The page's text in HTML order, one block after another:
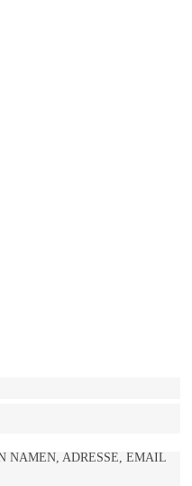
NAMEN, ADRESSE, EMAIL